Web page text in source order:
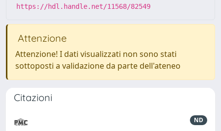
https://hdl.handle.net/11568/82549
Attenzione
Attenzione! I dati visualizzati non sono stati
sottoposti a validazione da parte dell'ateneo
Citazioni
ND